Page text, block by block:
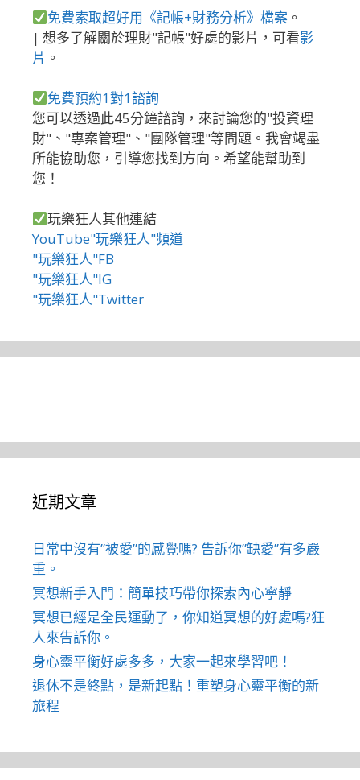
免費索取超好用《記帳+財務分析》檔案 。
| 想多了解關於理財"記帳"好處的影片，可看影
片 。
免費預約1對1諮詢
您可以透過此45分鐘諮詢，來討論您的"投資理
財"、"專案管理"、"團隊管理"等問題。我會竭盡
所能協助您，引導您找到方向。希望能幫助到
您！
玩樂狂人其他連結
YouTube"玩樂狂人"頻道
"玩樂狂人"FB
"玩樂狂人"IG
"玩樂狂人"Twitter
近期文章
日常中沒有”被愛”的感覺嗎? 告訴你”缺愛”有多嚴
重。
冥想新手入門：簡單技巧帶你探索內心寧靜
冥想已經是全民運動了，你知道冥想的好處嗎?狂
人來告訴你。
身心靈平衡好處多多，大家一起來學習吧！
退休不是終點，是新起點！重塑身心靈平衡的新
旅程